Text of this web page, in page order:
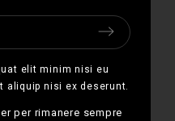
elit minim nisi eu
aliquip nisi ex deserunt.
per rimanere sempre